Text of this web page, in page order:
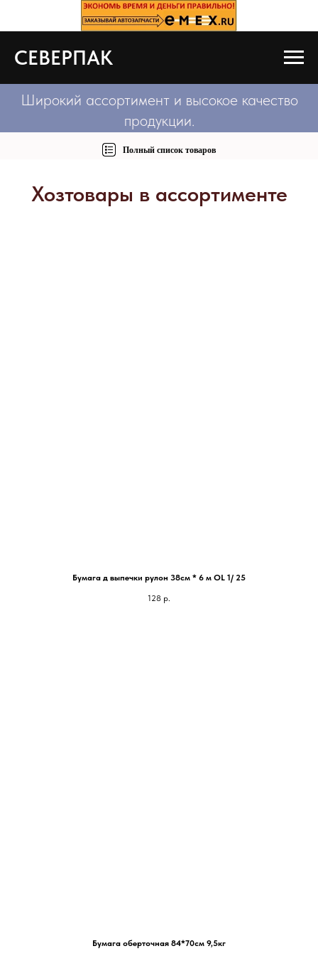
СЕВЕРПАК
Широкий ассортимент и высокое качество
продукции.
Полный список товаров
Хозтовары в ассортименте
Бумага д выпечки рулон 38см * 6 м OL 1/ 25
128 р.
Бумага оберточная 84*70см 9,5кг